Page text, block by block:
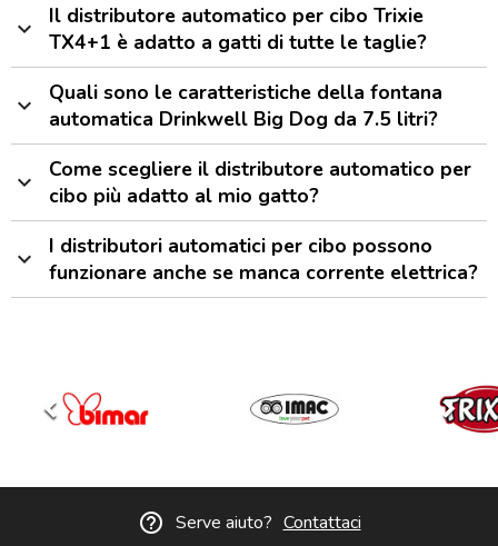
expand_more
Il distributore automatico per cibo Trixie
TX4+1 è adatto a gatti di tutte le taglie?
expand_more
Quali sono le caratteristiche della fontana
automatica Drinkwell Big Dog da 7.5 litri?
expand_more
Come scegliere il distributore automatico per
cibo più adatto al mio gatto?
expand_more
I distributori automatici per cibo possono
funzionare anche se manca corrente elettrica?
keyboard_arrow_left keyboard_arrow_right
help_outline Serve aiuto? Contattaci